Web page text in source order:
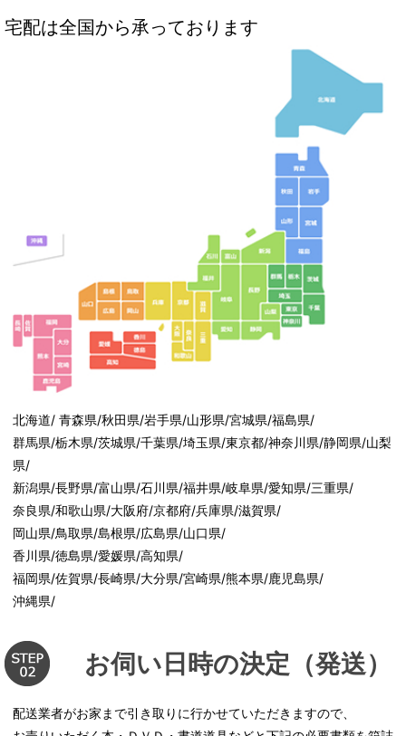
宅配は全国から承っております
北海道/ 青森県/秋田県/岩手県/山形県/宮城県/福島県/
群馬県/栃木県/茨城県/千葉県/埼玉県/東京都/神奈川県/静岡県/山梨
県/
新潟県/長野県/富山県/石川県/福井県/岐阜県/愛知県/三重県/
奈良県/和歌山県/大阪府/京都府/兵庫県/滋賀県/
岡山県/鳥取県/島根県/広島県/山口県/
香川県/徳島県/愛媛県/高知県/
福岡県/佐賀県/長崎県/大分県/宮崎県/熊本県/鹿児島県/
沖縄県/
お伺い日時の決定（発送）
配送業者がお家まで引き取りに行かせていただきますので、